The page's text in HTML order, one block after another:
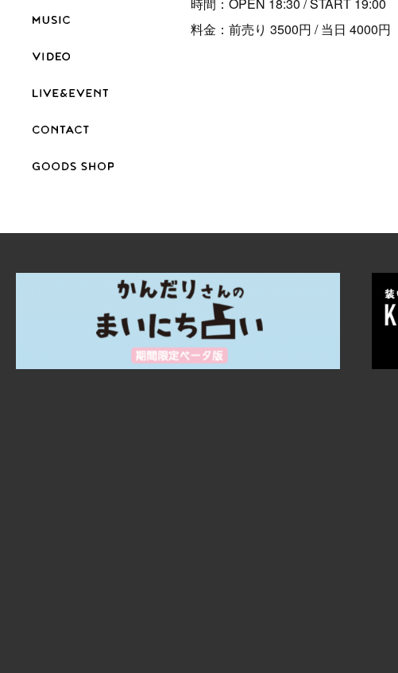
料金：前売り 3500円 / 当日 4000